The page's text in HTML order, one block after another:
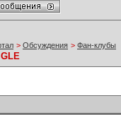
> Обсуждения > Фан-клубы